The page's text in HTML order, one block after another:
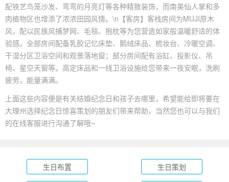
配铁艺鸟笼沙发、弯弯的月亮灯等各种精致装饰，而南美仙人掌和多
肉植物区也增添了浓浓田园风情。\n【客房】客栈房间为MUJI原木
风，配以民族风捕梦网、毛毯、抱枕等为您营造如家般温暖舒适的体
验感。全部房间配备乳胶记忆床垫、鹅绒床品、梳妆台、冷暖空调、
干湿分区卫浴空间和观景落地窗；部分房间配有浴缸、投影仪、吊
椅、星空天窗等。高定床品和一线卫浴设施给您带来一夜安眠，洗刷
疲劳，能量满满。
上面这些内容便是有关结婚纪念日和孩子去哪里，希望能给即将要在
大理州选择纪念日惊喜策划的朋友们带来帮助，当然您也可以与我们
的在线客服进行沟通了解哦~
生日布置 生日策划